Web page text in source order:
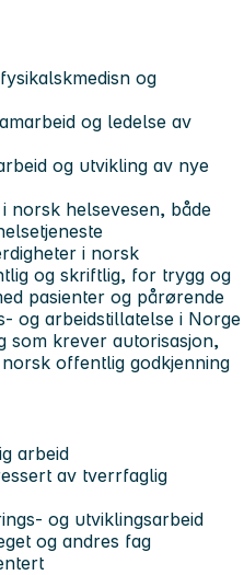
og
og ledelse av
og utvikling av nye
norsk helsevesen, både
i norsk
og skriftlig, for trygg og
pasienter og pårørende
og arbeidstillatelse i Norge
som krever autorisasjon,
offentlig godkjenning
arbeid
av tverrfaglig
og utviklingsarbeid
og andres fag